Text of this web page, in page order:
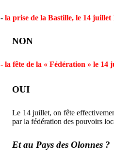
-la prise de la Bastille, le 14 juillet
NON
- la fête de la « Fédération » le 14
OUI
Le 14 juillet, on fête
par la fédération des pouvoirs
Et au Pays des Olonnes ?